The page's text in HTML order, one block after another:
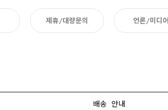
제휴/대량문의 언론/미디어
배송 안내